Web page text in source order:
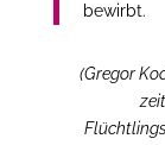
bewirbt.
(Gregor